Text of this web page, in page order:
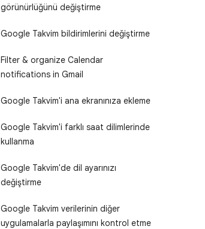
görünürlüğünü değiştirme
Google Takvim bildirimlerini değiştirme
Filter & organize Calendar
notifications in Gmail
Google Takvim'i ana ekranınıza ekleme
Google Takvim'i farklı saat dilimlerinde
kullanma
Google Takvim'de dil ayarınızı
değiştirme
Google Takvim verilerinin diğer
uygulamalarla paylaşımını kontrol etme